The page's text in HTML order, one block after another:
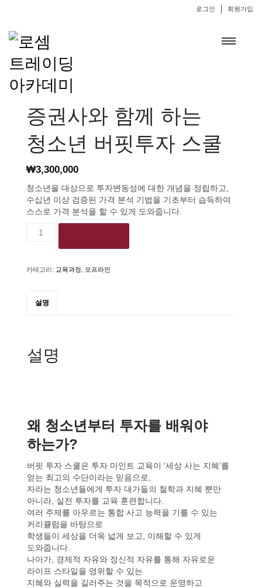
로그인 회원가입
증권사와 함께 하는
청소년 버핏투자 스쿨
₩3,300,000
청소년을 대상으로 투자변동성에 대한 개념을 정립하고,
수십년 이상 검증된 가격 분석 기법을 기초부터 습득하여
스스로 가격 분석을 할 수 있게 도와줍니다.
증권사와
버핏투자
수량
카테고리: 교육과정 오프라인
설명
설명
왜 청소년부터 투자를 배워야
하는가?
버핏 투자 스쿨은 투자 마인트 교육이 ‘세상 사는 지혜’를
얻는 최고의 수단이라는 믿음으로,
자라는 청소년들에게 투자 대가들의 철학과 지혜 뿐만
아니라, 실전 투자를 교육 훈련합니다.
여러 주제를 아우르는 통합 사고 능력을 기를 수 있는
커리큘럼을 바탕으로
학생들이 세상을 더욱 넓게 보고, 이해할 수 있게
도와줍니다.
나아가, 경제적 자유와 정신적 자유를 통해 자유로운
라이프 스타일을 영위할 수 있는
지혜와 실력을 길러주는 것을 목적으로 운영하고